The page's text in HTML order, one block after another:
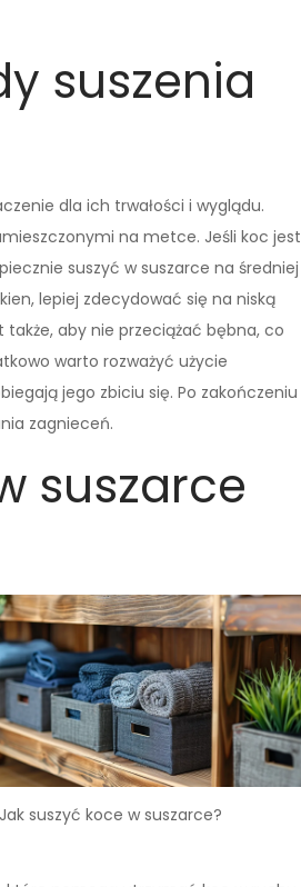
suszenia
dla ich trwałości i wyglądu.
na metce. Jeśli koc jest
suszyć w suszarce na średniej
lepiej zdecydować się na niską
aby nie przeciążać bębna, co
warto rozważyć użycie
jego zbiciu się. Po zakończeniu
zagnieceń.
suszarce
Jak suszyć koce w suszarce?